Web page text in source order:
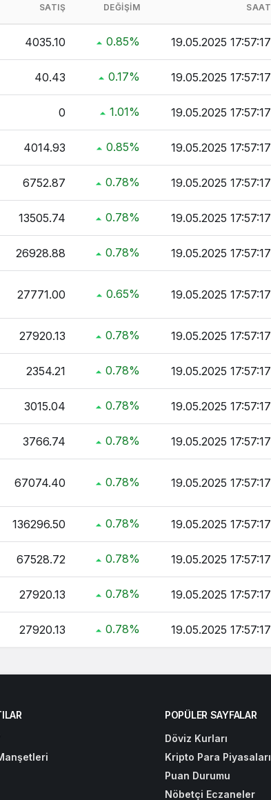
TL ?
Kaç TL ?
SATIŞ DEĞIŞIM SAAT
4035.10 0.85% 19.05.2025 17:57:17
40.43 0.17% 19.05.2025 17:57:17
0 1.01% 19.05.2025 17:57:17
4014.93 0.85% 19.05.2025 17:57:17
6752.87 0.78% 19.05.2025 17:57:17
13505.74 0.78% 19.05.2025 17:57:17
26928.88 0.78% 19.05.2025 17:57:17
27771.00 0.65% 19.05.2025 17:57:17
27920.13 0.78% 19.05.2025 17:57:17
2354.21 0.78% 19.05.2025 17:57:17
3015.04 0.78% 19.05.2025 17:57:17
3766.74 0.78% 19.05.2025 17:57:17
67074.40 0.78% 19.05.2025 17:57:17
136296.50 0.78% 19.05.2025 17:57:17
67528.72 0.78% 19.05.2025 17:57:17
27920.13 0.78% 19.05.2025 17:57:17
27920.13 0.78% 19.05.2025 17:57:17
POPÜLER SAYFALAR
Döviz Kurları
Kripto Para Piyasaları
Puan Durumu
Nöbetçi Eczaneler